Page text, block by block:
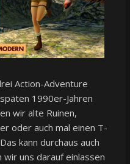
Action-Adventure
1990er-Jahren
wir alte Ruinen,
oder auch mal einen T-
kann durchaus auch
uns darauf einlassen